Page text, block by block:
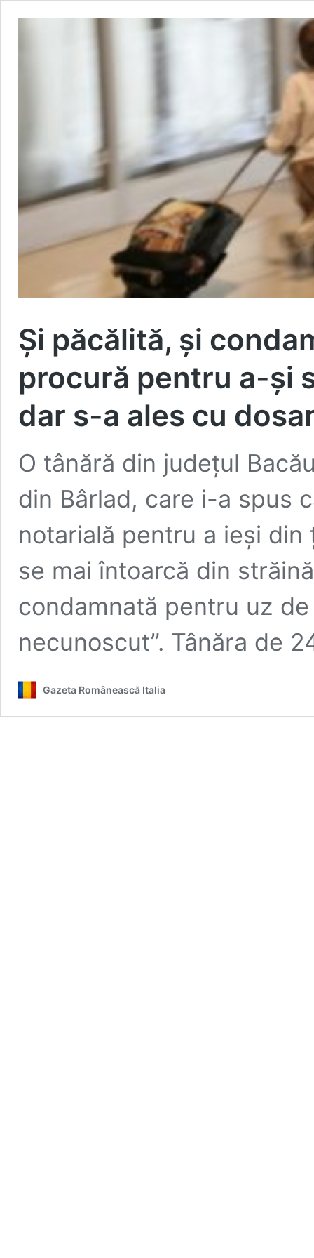
Şi păcălită, şi
procură pentru a-şi
dar s-a ales cu
O tânără din judeţul
din Bârlad, care i-a spus
notarială pentru a ieşi
se mai întoarcă din
condamnată pentru uz
necunoscut”. Tânăra de
Gazeta Românească Italia